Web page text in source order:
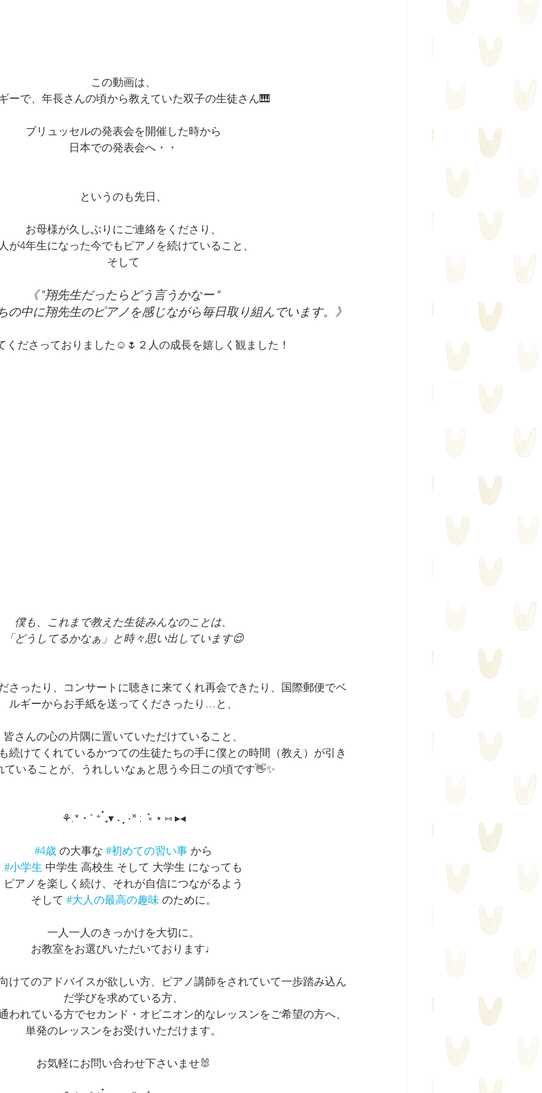
この動画は、
ーで、年長さんの頃から教えていた双子の生徒さん🎹
ブリュッセルの発表会を開催した時から
日本での発表会へ・・
というのも先日、
お母様が久しぶりにご連絡をくださり、
が4年生になった今でもピアノを続けていること、
そして
《"翔先生だったらどう言うかなー"
の中に翔先生のピアノを感じながら毎日取り組んでいます。》
くださっておりました☺️🌷２人の成長を嬉しく観ました！
僕も、これまで教えた生徒みんなのことは、
「どうしてるかなぁ」と時々思い出しています😌
さったり、コンサートに聴きに来てくれ再会できたり、国際郵便でベ
ルギーからお手紙を送ってくださったり…と、
皆さんの心の片隅に置いていただけていること、
続けてくれているかつての生徒たちの手に僕との時間（教え）が引き
ていることが、うれしいなぁと思う今日この頃です👋✨
⚘‬.*・˚ ⁺ ๋₊▾ ˖ ִִֶָ ٠˟ ː ݊ ༝ ⋆ ⑅ ▸◂
#4歳 の大事な #初めての習い事 から
#小学生 中学生 高校生 そして 大学生 になっても
ピアノを楽しく続け、それが自信につながるよう
そして #大人の最高の趣味 のために。
一人一人のきっかけを大切に。
お教室をお選びいただいております♩
けてのアドバイスが欲しい方、ピアノ講師をされていて一歩踏み込ん
だ学びを求めている方、
われている方でセカンド・オピニオン的なレッスンをご希望の方へ、
単発のレッスンをお受けいただけます。
お気軽にお問い合わせ下さいませ🐰